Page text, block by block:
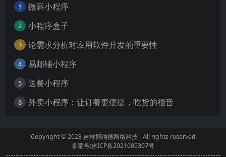
1 微容小程序
2 小程序盒子
3 论需求分析对应用软件开发的重要性
4 易邮铺小程序
5 送餐小程序
6 外卖小程序：让订餐更便捷，吃货的福音
Copyright © 2023吉林博纳德网络科技- All rights reserved
备案号:吉ICP备2021005307号